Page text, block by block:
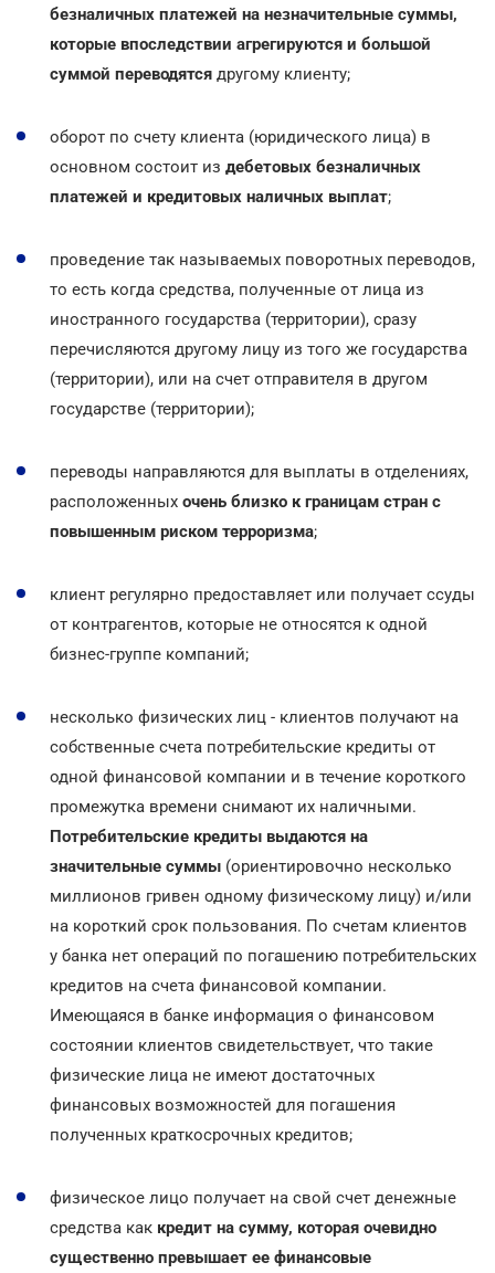
безналичных платежей на незначительные суммы,
которые впоследствии агрегируются и большой
суммой переводятся другому клиенту;
оборот по счету клиента (юридического лица) в
основном состоит из дебетовых безналичных
платежей и кредитовых наличных выплат;
проведение так называемых поворотных переводов,
то есть когда средства, полученные от лица из
иностранного государства (территории), сразу
перечисляются другому лицу из того же государства
(территории), или на счет отправителя в другом
государстве (территории);
переводы направляются для выплаты в отделениях,
расположенных очень близко к границам стран с
повышенным риском терроризма;
клиент регулярно предоставляет или получает ссуды
от контрагентов, которые не относятся к одной
бизнес-группе компаний;
несколько физических лиц - клиентов получают на
собственные счета потребительские кредиты от
одной финансовой компании и в течение короткого
промежутка времени снимают их наличными.
Потребительские кредиты выдаются на
значительные суммы (ориентировочно несколько
миллионов гривен одному физическому лицу) и/или
на короткий срок пользования. По счетам клиентов
у банка нет операций по погашению потребительских
кредитов на счета финансовой компании.
Имеющаяся в банке информация о финансовом
состоянии клиентов свидетельствует, что такие
физические лица не имеют достаточных
финансовых возможностей для погашения
полученных краткосрочных кредитов;
физическое лицо получает на свой счет денежные
средства как кредит на сумму, которая очевидно
существенно превышает ее финансовые